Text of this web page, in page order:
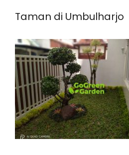
Taman di Umbulharjo